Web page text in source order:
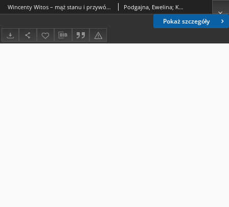
Pokaż szczegóły
Wincenty Witos – mąż stanu i przywódca ruchu ludowego. Sprawozdanie z konferencji naukowo-edukacyjnej poświęconej Wincentemu Witosowi w 150.rocznicę urodzin. Wydział Politologii i Dziennikarstwa UMCS, 7 listopada 2024 roku Podgajna, Ewelina; Kirwiel, Eleonora